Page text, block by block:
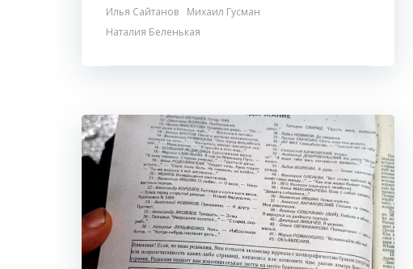
Илья Сайтанов
Михаил Гусман
Наталия Беленькая